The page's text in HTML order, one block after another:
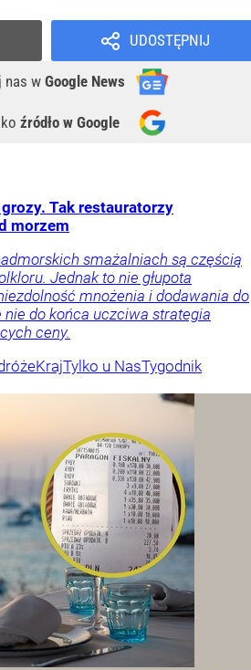
UDOSTĘPNIJ
nas w Google News
źródło w Google
Tak restauratorzy
morzem
smażalniach są częścią
Jednak to nie głupota
mnożenia i dodawania do
nie do końca uczciwa strategia
ceny.
KrajTylko u NasTygodnik